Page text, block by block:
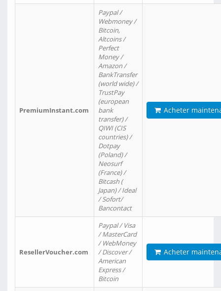
PremiumInstant.com
Paypal /
Webmoney /
Bitcoin,
Altcoins /
Perfect
Money /
Amazon /
BankTransfer
(world wide) /
TrustPay
(european
bank
transfer) /
QIWI (CIS
countries) /
Dotpay
(Poland) /
Neosurf
(France) /
Bitcash (
Japan) / Ideal
/ Sofort/
Bancontact
Acheter
ResellerVoucher.com
Paypal / Visa
/ MasterCard
/ WebMoney
/ Discover /
American
Express /
Bitcoin
Acheter